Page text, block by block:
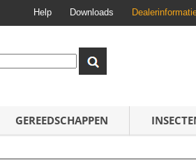
Help Downloads
GEREEDSCHAPPEN